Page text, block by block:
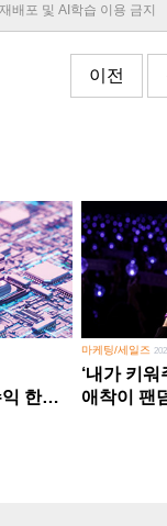
재배포 및 AI학습 이용 금지
이전
한계
마케팅/세일즈
‘내가 키워
애착이 팬